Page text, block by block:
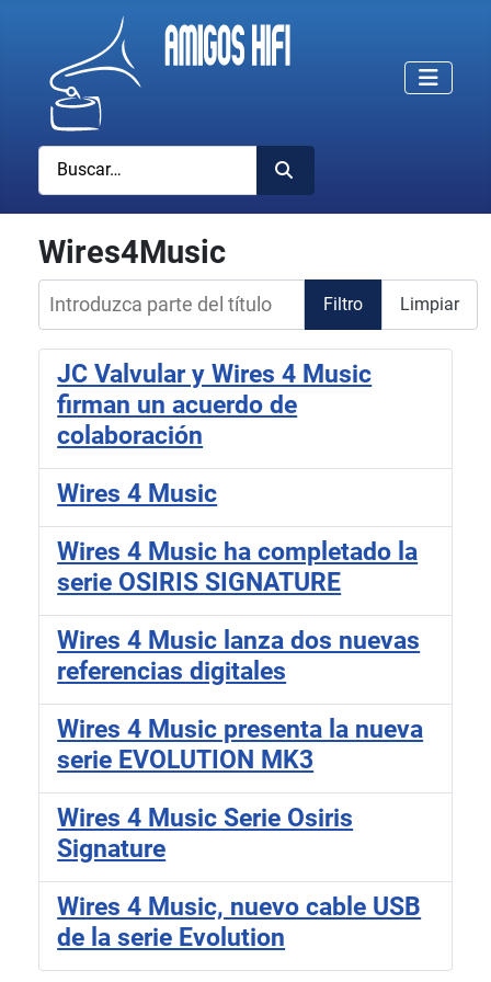
Buscar
Wires4Music
Introduzca parte del título
Filtro Limpiar
JC Valvular y Wires 4 Music
firman un acuerdo de
colaboración
Wires 4 Music
Wires 4 Music ha completado la
serie OSIRIS SIGNATURE
Wires 4 Music lanza dos nuevas
referencias digitales
Wires 4 Music presenta la nueva
serie EVOLUTION MK3
Wires 4 Music Serie Osiris
Signature
Wires 4 Music, nuevo cable USB
de la serie Evolution